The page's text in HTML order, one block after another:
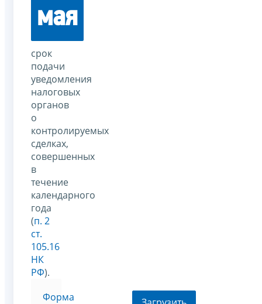
мая
срок
подачи
уведомления
налоговых
органов
о
контролируемых
сделках,
совершенных
в
течение
календарного
года
(п. 2
ст.
105.16
НК
РФ).
Форма